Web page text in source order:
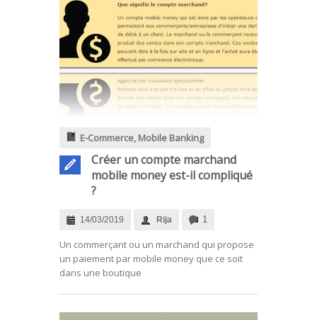
E-Commerce, Mobile Banking
Créer un compte marchand
mobile money est-il compliqué
?
14/03/2019 Rija 1
Un commerçant ou un marchand qui propose
un paiement par mobile money que ce soit
dans une boutique
.